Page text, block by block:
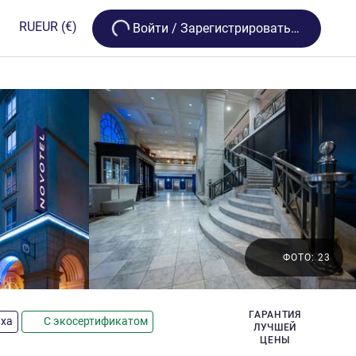
RUEUR (€) Loading...
Bойти / Зарегистрироваться
С экосертификатом
ГАРАНТИЯ
ЛУЧШЕЙ
ЦЕНЫ
ФОТО: 23